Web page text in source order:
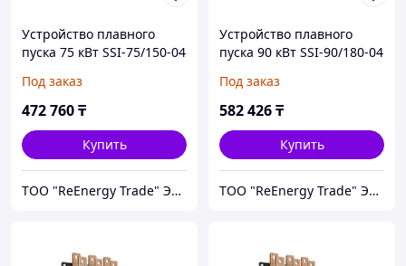
Устройство плавного
пуска 75 кВт SSI-75/150-04
Под заказ
472 760₸
Купить
ТОО "ReEnergy Trade" Энергоэффективные технологии и оборудование
Устройство плавного
пуска 90 кВт SSI-90/180-04
Под заказ
582 426₸
Купить
ТОО "ReEnergy Trade" Энергоэффективные технологии и оборудование